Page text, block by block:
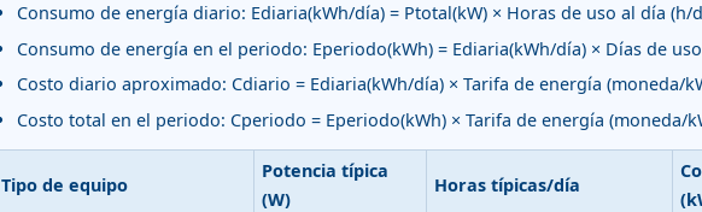
Consumo de energía diario: Ediaria(kWh/día) = Ptotal(kW) × Horas de uso al día (h/
Consumo de energía en el periodo: Eperiodo(kWh) = Ediaria(kWh/día) × Días de
Costo diario aproximado: Cdiario = Ediaria(kWh/día) × Tarifa de energía (moneda/
Costo total en el periodo: Cperiodo = Eperiodo(kWh) × Tarifa de energía (moneda/
Tipo de equipo
Potencia típica
(W)
Horas típicas/día